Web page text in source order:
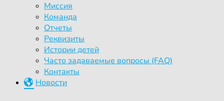
Миссия
Команда
Отчеты
Реквизиты
Истории детей
Часто задаваемые вопросы (FAQ)
Контакты
Новости